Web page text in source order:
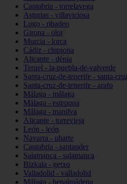
Cantabria - torrelavega
Asturias - villaviciosa
Lugo - ribadeo
Girona - olot
Murcia - lorca
Cádiz - chipiona
Alicante - dénia
Teruel - la-puebla-de-valverde
Santa-cruz-de-tenerife - santa-
Santa-cruz-de-tenerife - arafo
Málaga - málaga
Málaga - estepona
Málaga - manilva
Alicante - torrevieja
León - león
Navarra - uharte
Cantabria - santander
Salamanca - salamanca
Bizkaia - getxo
Valladolid - valladolid
Málaga - benalmádena